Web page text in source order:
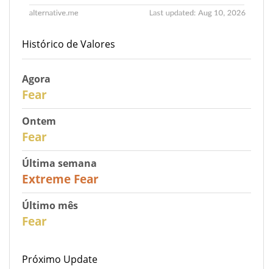
Histórico de Valores
Agora
Fear
Ontem
Fear
Última semana
Extreme Fear
Último mês
Fear
Próximo Update